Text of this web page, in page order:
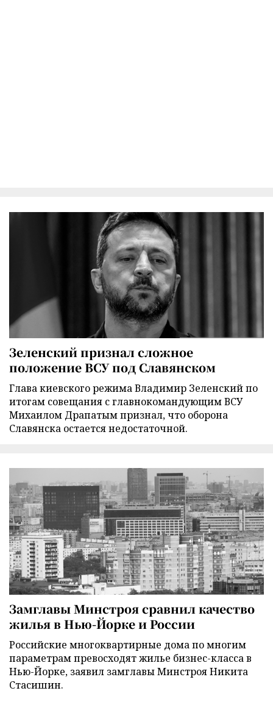
Зеленский признал сложное
положение ВСУ под Славянском
Глава киевского режима Владимир Зеленский по
итогам совещания с главнокомандующим ВСУ
Михаилом Драпатым признал, что оборона
Славянска остается недостаточной.
Замглавы Минстроя сравнил качество
жилья в Нью-Йорке и России
Российские многоквартирные дома по многим
параметрам превосходят жилье бизнес-класса в
Нью-Йорке, заявил замглавы Минстроя Никита
Стасишин.